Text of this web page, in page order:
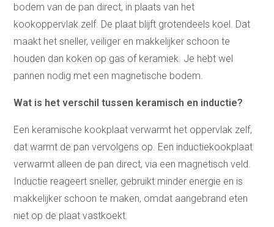
bodem van de pan direct, in plaats van het
kookoppervlak zelf. De plaat blijft grotendeels koel. Dat
maakt het sneller, veiliger en makkelijker schoon te
houden dan koken op gas of keramiek. Je hebt wel
pannen nodig met een magnetische bodem.
Wat is het verschil tussen keramisch en inductie?
Een keramische kookplaat verwarmt het oppervlak zelf,
dat warmt de pan vervolgens op. Een inductiekookplaat
verwarmt alleen de pan direct, via een magnetisch veld.
Inductie reageert sneller, gebruikt minder energie en is
makkelijker schoon te maken, omdat aangebrand eten
niet op de plaat vastkoekt.